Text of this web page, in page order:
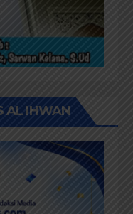
AL IHWAN